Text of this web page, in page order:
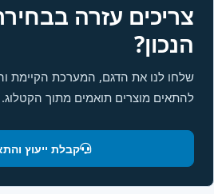
צריכים עזרה
הנכון?
שלחו לנו את הדגם, המערכת הקיימת
להתאים מוצרים תואמים מתוך הקטלוג.
קבלת ייעוץ